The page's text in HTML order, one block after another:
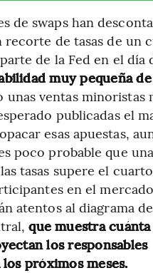
de swaps han
de tasas de un
de la Fed en el día
muy pequeña
unas ventas minoristas
publicadas el
esas apuestas,
poco probable que una
tasas supere el
en el mercado
atentos al diagrama
que muestra cuánta
los responsables
próximos meses.